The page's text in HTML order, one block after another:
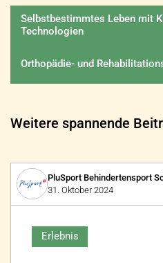
Selbstbestimmtes Leben mit
Technologien
Orthopädie- und
Weitere spannende
PluSport Behindertensport
31. Oktober 2024
Erlebnis